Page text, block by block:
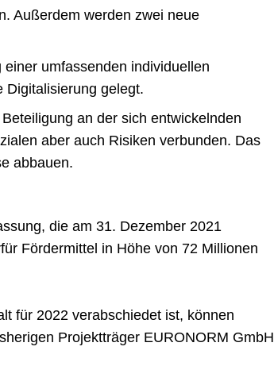
Außerdem werden zwei neue
umfassenden individuellen
Digitalisierung gelegt.
an der sich entwickelnden
aber auch Risiken verbunden. Das
abbauen.
die am 31. Dezember 2021
Fördermittel in Höhe von 72 Millionen
für 2022 verabschiedet ist, können
Projektträger EURONORM GmbH